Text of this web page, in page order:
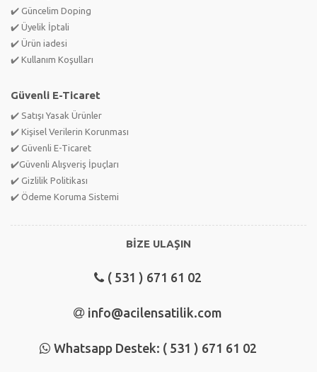
✔️ Güncelim Doping
✔️ Üyelik İptali
✔️ Ürün iadesi
✔️ Kullanım Koşulları
Güvenli E-Ticaret
✔️ Satışı Yasak Ürünler
✔️ Kişisel Verilerin Korunması
✔️ Güvenli E-Ticaret
✔️Güvenli Alışveriş İpuçları
✔️ Gizlilik Politikası
✔️ Ödeme Koruma Sistemi
BİZE ULAŞIN
( 531 ) 671 61 02
info@acilensatilik.com
Whatsapp Destek: ( 531 ) 671 61 02